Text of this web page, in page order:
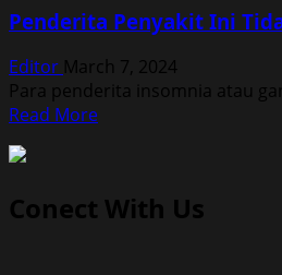
Penderita Penyakit Ini
Editor March 7, 2024
Para penderita insomnia atau
Read MoreRead
Penyakit
Conect With Us